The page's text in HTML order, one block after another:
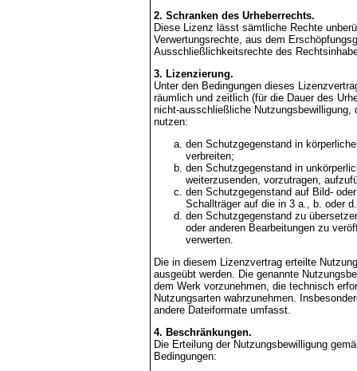
2. Schranken des Urheberrechts.
Diese Lizenz lässt sämtliche Rechte
Verwertungsrechte, aus dem
Ausschließlichkeitsrechte des
3. Lizenzierung.
Unter den Bedingungen dieses
räumlich und zeitlich (für die Dauer des
nicht-ausschließliche
nutzen:
den Schutzgegenstand in
verbreiten;
den Schutzgegenstand in
weiterzusenden, vorzutragen,
den Schutzgegenstand auf Bild-
Schallträger auf die in 3 a., b. oder
den Schutzgegenstand zu
oder anderen Bearbeitungen zu
verwerten.
Die in diesem Lizenzvertrag erteilte
ausgeübt werden. Die genannte
dem Werk vorzunehmen, die technisch
Nutzungsarten wahrzunehmen.
andere Dateiformate umfasst.
4. Beschränkungen.
Die Erteilung der Nutzungsbewilligung
Bedingungen: